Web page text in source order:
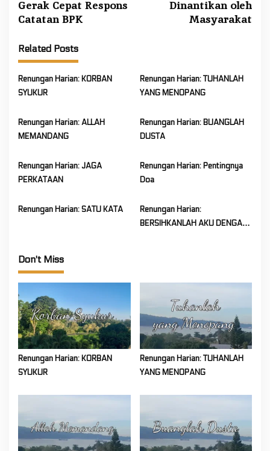
n
v
i
g
t
i
n
Gerak Cepat Respons
Catatan BPK
Dinantikan oleh
Masyarakat
Related Posts
Renungan Harian: KORBAN
SYUKUR
Renungan Harian: TUHANLAH
YANG MENOPANG
Renungan Harian: ALLAH
MEMANDANG
Renungan Harian: BUANGLAH
DUSTA
Renungan Harian: JAGA
PERKATAAN
Renungan Harian: Pentingnya
Doa
Renungan Harian: SATU KATA
Renungan Harian:
BERSIHKANLAH AKU DENGAN
Don't Miss
Renungan Harian: KORBAN
SYUKUR
Renungan Harian: TUHANLAH
YANG MENOPANG